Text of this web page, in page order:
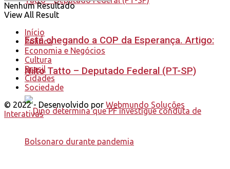
Está chegando a COP da Esperança. Artigo:
Nilto Tatto – Deputado Federal (PT-SP)
Nenhum Resultado
View All Result
Início
Política
Economia e Negócios
Cultura
Brasil
Cidades
Sociedade
© 2022 - Desenvolvido por Webmundo Soluções
Interativas